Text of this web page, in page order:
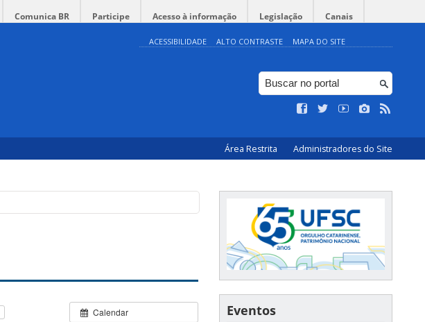
Comunica BR Participe Acesso à informação Legislação Canais
ACESSIBILIDADE ALTO CONTRASTE MAPA DO SITE
Área Restrita Administradores do Site
Calendar Eventos